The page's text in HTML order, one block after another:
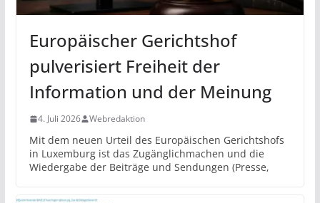
Europäischer Gerichtshof
pulverisiert Freiheit der
Information und der Meinung
4. Juli 2026 Webredaktion
Mit dem neuen Urteil des Europäischen Gerichtshofs
in Luxemburg ist das Zugänglichmachen und die
Wiedergabe der Beiträge und Sendungen (Presse,